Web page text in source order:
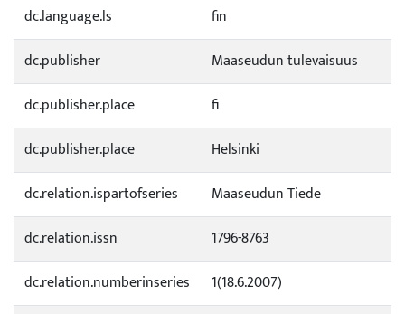
dc.language.ls
fin
dc.publisher
Maaseudun tulevaisuus
dc.publisher.place
fi
dc.publisher.place
Helsinki
dc.relation.ispartofseries
Maaseudun Tiede
dc.relation.issn
1796-8763
dc.relation.numberinseries
1(18.6.2007)